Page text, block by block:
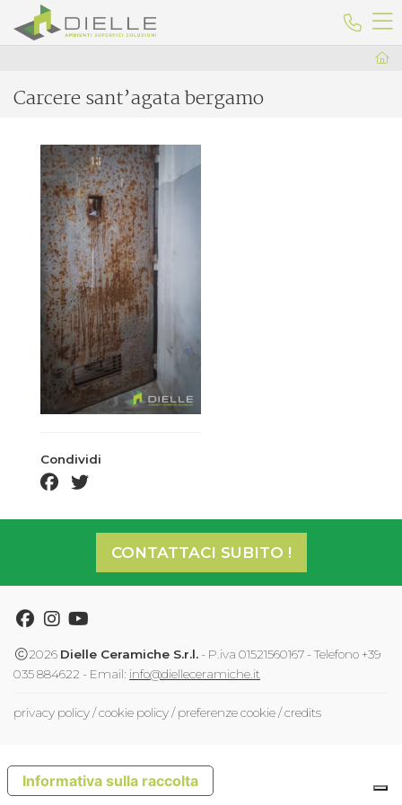
Dielle Ceramiche
Carcere sant’agata bergamo
Condividi
facebook share
twitter share
CONTATTACI SUBITO !
Facebook
Instagram
Youtube
2026 Dielle Ceramiche S.r.l. - P.iva 01521560167 - Telefono +39
035 884622 - Email: info@dielleceramiche.it
privacy policy/cookie policy/preferenze cookie/credits
Informativa sulla raccolta